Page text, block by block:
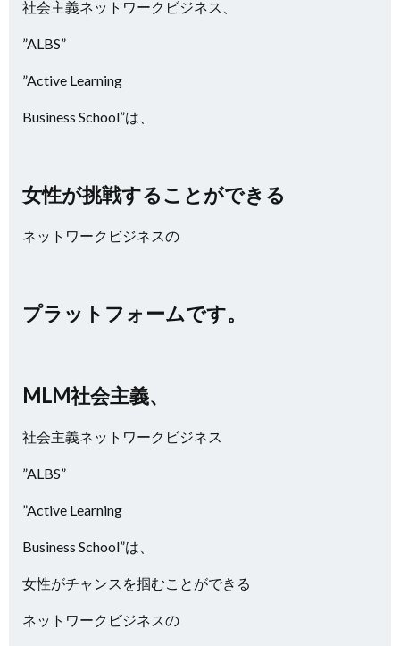
社会主義ネットワークビジネス、
”ALBS”
”Active Learning
Business School”は、
女性が挑戦することができる
ネットワークビジネスの
プラットフォームです。
MLM社会主義、
社会主義ネットワークビジネス
”ALBS”
”Active Learning
Business School”は、
女性がチャンスを掴むことができる
ネットワークビジネスの